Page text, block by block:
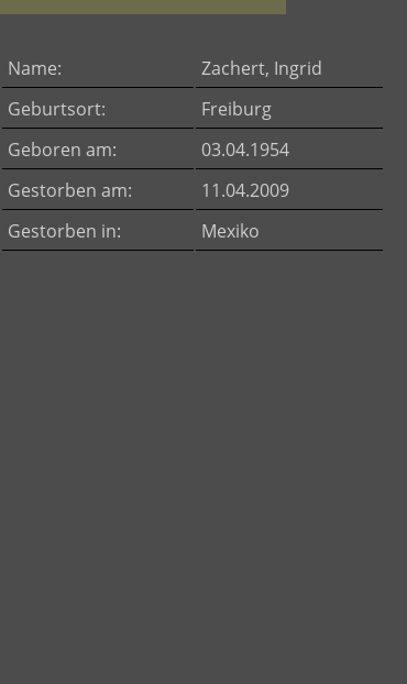
Name:
Zachert, Ingrid
Geburtsort:
Freiburg
Geboren am:
03.04.1954
Gestorben am:
11.04.2009
Gestorben in:
Mexiko